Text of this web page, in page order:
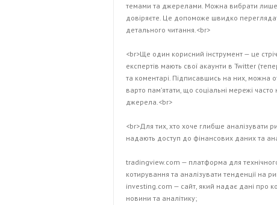
темами та джерелами. Можна вибрати лише
довіряєте. Це допоможе швидко
детального читання.<br>
<br>Ще один корисний інструмент — це
експертів мають свої акаунти в Twitter
та коментарі. Підписавшись на них, можна
варто пам’ятати, що соціальні мережі
джерела.<br>
<br>Для тих, хто хоче глибше аналізувати
надають доступ до фінансових даних та
tradingview.com — платформа для
котирування та аналізувати тенденції на
investing.com — сайт, який надає дані про
новини та аналітику;